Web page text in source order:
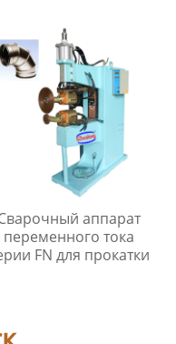
аппарат
переменного тока
FN для прокатки